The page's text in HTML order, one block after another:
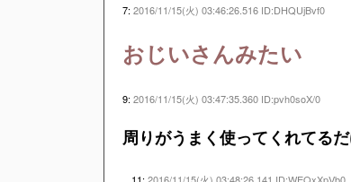
7: 2016/11/15(火) 03:46:26.516 ID:DHQUjBvf0
おじいさんみたい
9: 2016/11/15(火) 03:47:35.360 ID:pvh0soX/0
周りがうまく使ってくれてる